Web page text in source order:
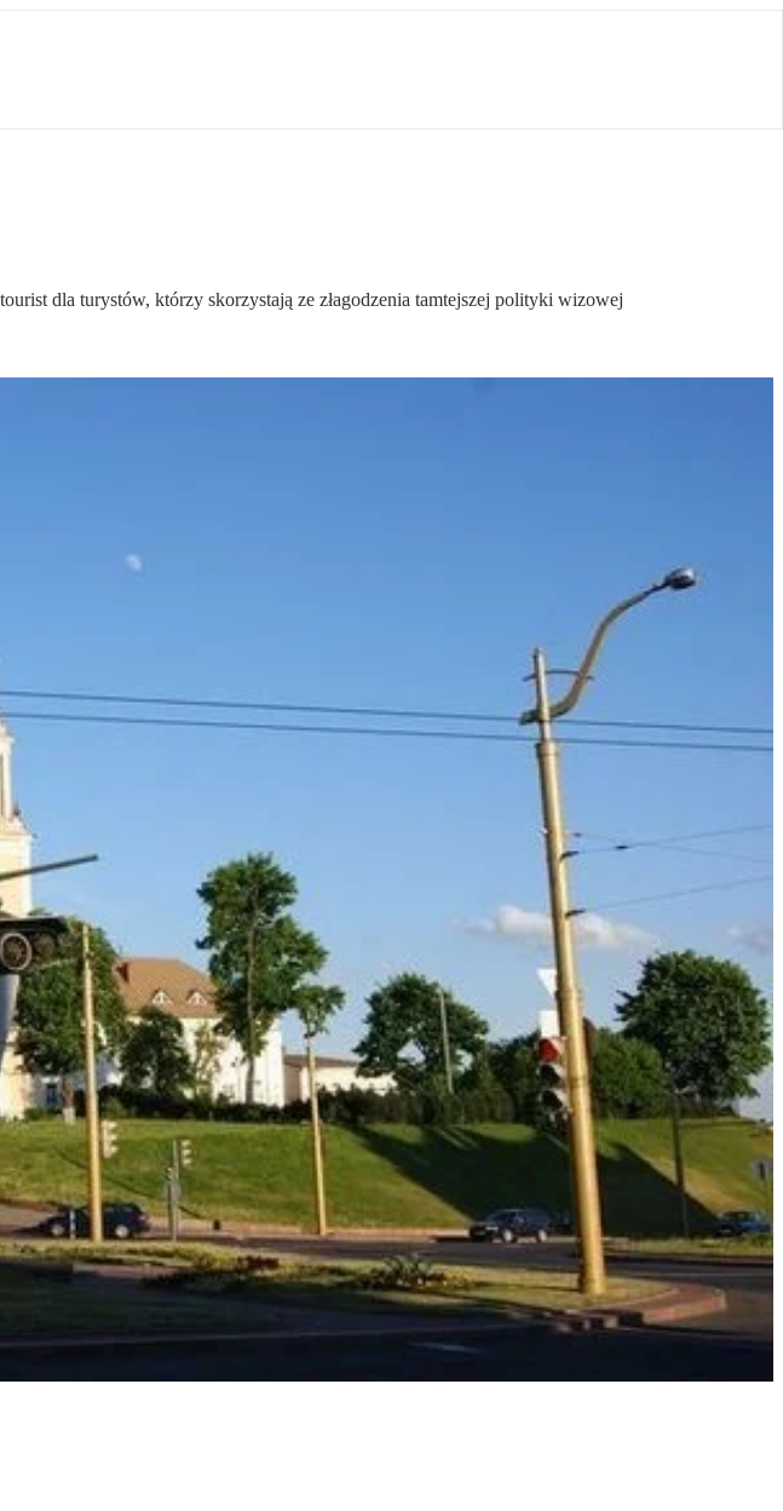
dla turystów, którzy skorzystają ze złagodzenia tamtejszej polityki wizowej